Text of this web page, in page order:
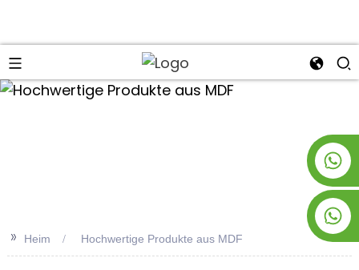
>>
Heim Hochwertige Produkte aus MDF